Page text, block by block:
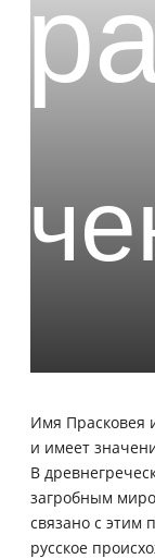
Имя Прасковея
и имеет
В
загробным
связано с этим
русское